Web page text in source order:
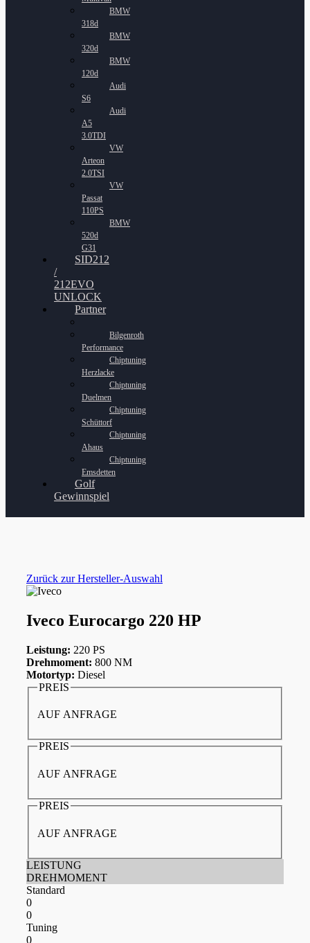
BMW
318d
BMW
320d
BMW
120d
Audi
S6
Audi
A5
3.0TDI
VW
Arteon
2.0TSI
VW
Passat
110PS
BMW
520d
G31
SID212
/
212EVO
UNLOCK
Partner
Bilgenroth
Performance
Chiptuning
Herzlacke
Chiptuning
Duelmen
Chiptuning
Schüttorf
Chiptuning
Ahaus
Chiptuning
Emsdetten
Golf
Gewinnspiel
Zurück zur Hersteller-Auswahl
Iveco Eurocargo 220 HP
Leistung: 220 PS
Drehmoment: 800 NM
Motortyp: Diesel
PREIS
AUF ANFRAGE
PREIS
AUF ANFRAGE
PREIS
AUF ANFRAGE
LEISTUNG
DREHMOMENT
Standard
0
0
Tuning
0